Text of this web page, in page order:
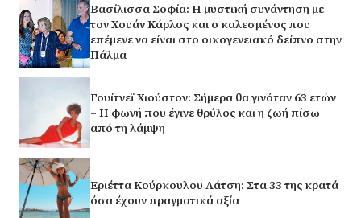
Βασίλισσα Σοφία: H μυστική συνάντηση με
τον Χουάν Κάρλος και ο καλεσμένος που
επέμενε να είναι στο οικογενειακό δείπνο στην
Πάλμα
Γουίτνεϊ Χιούστον: Σήμερα θα γινόταν 63 ετών
– Η φωνή που έγινε θρύλος και η ζωή πίσω
από τη λάμψη
Εριέττα Κούρκουλου Λάτση: Στα 33 της κρατά
όσα έχουν πραγματικά αξία